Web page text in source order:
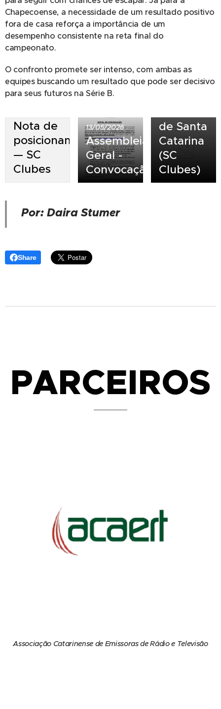
Chapecoense, a necessidade de um resultado positivo
fora de casa reforça a importância de um
desempenho consistente na reta final do
campeonato.
O confronto promete ser intenso, com ambas as
equipes buscando um resultado que pode ser decisivo
para seus futuros na Série B.
Nota de
posicionamento
— SC
Clubes
13/05/2026
Assembleia
Geral -
Convocação
Oficial
da
Associação
Clubes
de
de Santa
Catarina
(SC
Clubes)
Por: Daira Stumer
Share
PARCEIROS
Associação Catarinense de Emissoras de Rádio e Televisão